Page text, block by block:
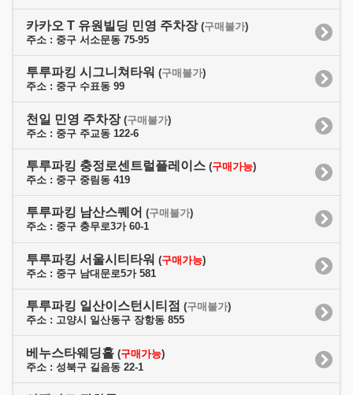
카카오 T 유원빌딩 민영 주차장 (구매불가)
주소 : 중구 서소문동 75-95
투루파킹 시그니쳐타워 (구매불가)
주소 : 중구 수표동 99
천일 민영 주차장 (구매불가)
주소 : 중구 주교동 122-6
투루파킹 충정로센트럴플레이스 (구매가능)
주소 : 중구 중림동 419
투루파킹 남산스퀘어 (구매불가)
주소 : 중구 충무로3가 60-1
투루파킹 서울시티타워 (구매가능)
주소 : 중구 남대문로5가 581
투루파킹 일산이스턴시티점 (구매불가)
주소 : 고양시 일산동구 장항동 855
베누스타웨딩홀 (구매가능)
주소 : 성북구 길음동 22-1